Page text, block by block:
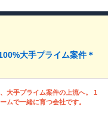
大手プライム案件＊
大手プライム案件の上流へ。 1
ムで一緒に育つ会社です。